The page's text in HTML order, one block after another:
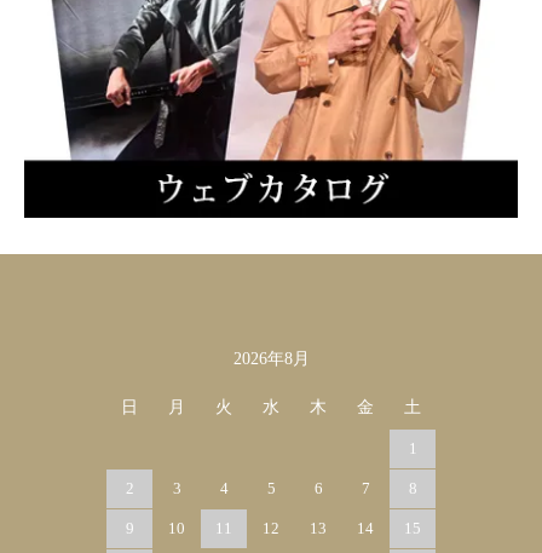
2026年8月
日 月 火 水 木 金 土
1
2 3 4 5 6 7 8
9 10 11 12 13 14 15